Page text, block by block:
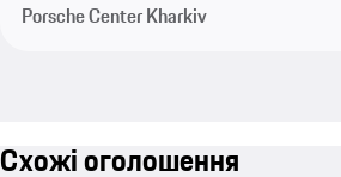
Porsche Center Kharkiv
Схожі оголошення